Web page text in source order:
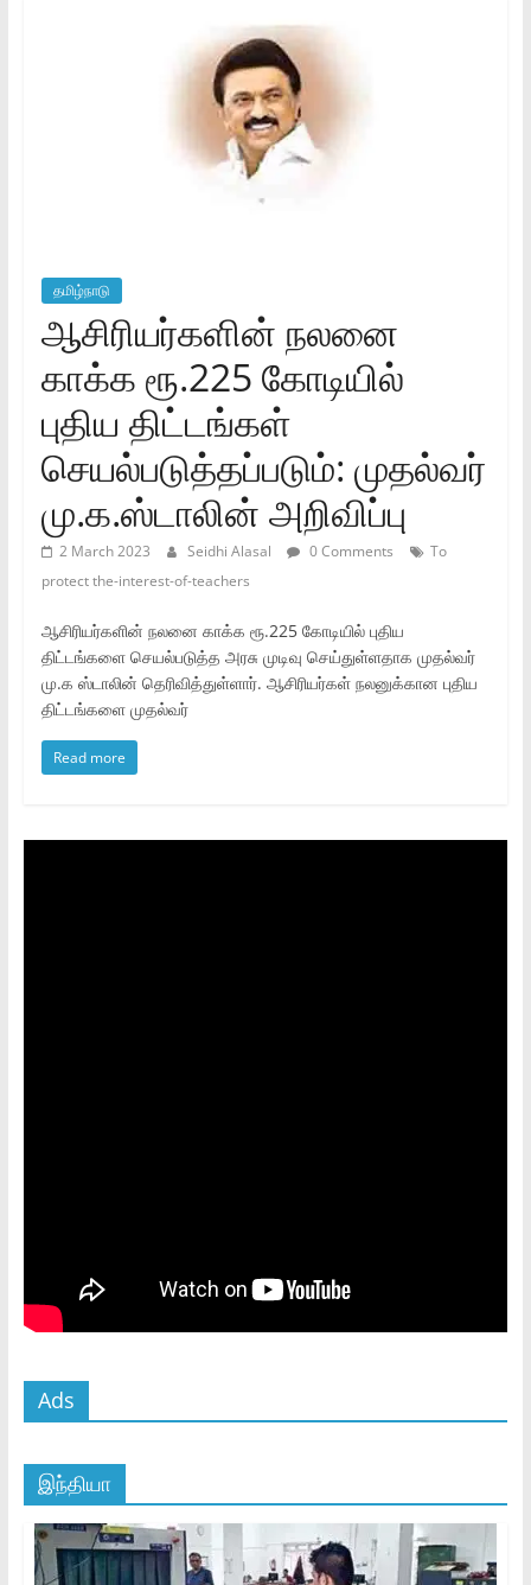
தமிழ்நாடு
ஆசிரியர்களின் நலனை
காக்க ரூ.225 கோடியில்
புதிய திட்டங்கள்
செயல்படுத்தப்படும்: முதல்வர்
மு.க.ஸ்டாலின் அறிவிப்பு
2 March 2023 Seidhi Alasal 0 Comments
To
protect the-interest-of-teachers
ஆசிரியர்களின் நலனை காக்க ரூ.225 கோடியில் புதிய
திட்டங்களை செயல்படுத்த அரசு முடிவு செய்துள்ளதாக முதல்வர்
மு.க ஸ்டாலின் தெரிவித்துள்ளார். ஆசிரியர்கள் நலனுக்கான புதிய
திட்டங்களை முதல்வர்
Read more
Ads
இந்தியா